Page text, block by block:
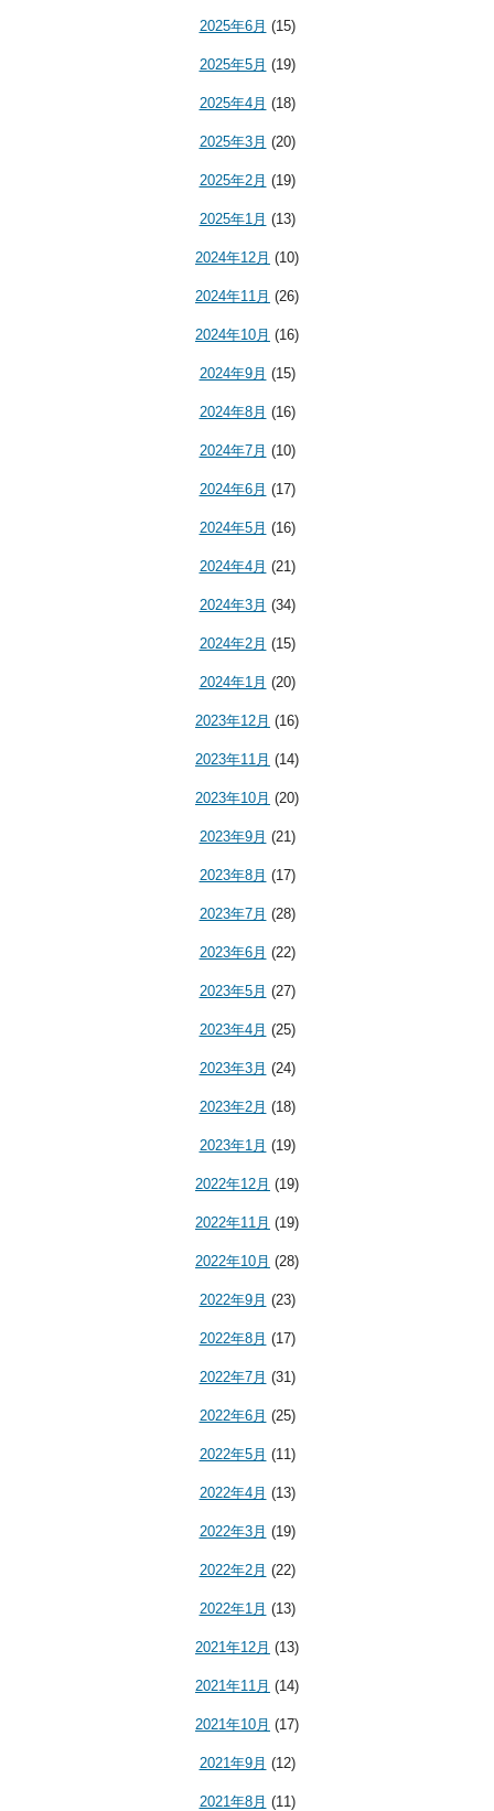
2025年6月 (15)
2025年5月 (19)
2025年4月 (18)
2025年3月 (20)
2025年2月 (19)
2025年1月 (13)
2024年12月 (10)
2024年11月 (26)
2024年10月 (16)
2024年9月 (15)
2024年8月 (16)
2024年7月 (10)
2024年6月 (17)
2024年5月 (16)
2024年4月 (21)
2024年3月 (34)
2024年2月 (15)
2024年1月 (20)
2023年12月 (16)
2023年11月 (14)
2023年10月 (20)
2023年9月 (21)
2023年8月 (17)
2023年7月 (28)
2023年6月 (22)
2023年5月 (27)
2023年4月 (25)
2023年3月 (24)
2023年2月 (18)
2023年1月 (19)
2022年12月 (19)
2022年11月 (19)
2022年10月 (28)
2022年9月 (23)
2022年8月 (17)
2022年7月 (31)
2022年6月 (25)
2022年5月 (11)
2022年4月 (13)
2022年3月 (19)
2022年2月 (22)
2022年1月 (13)
2021年12月 (13)
2021年11月 (14)
2021年10月 (17)
2021年9月 (12)
2021年8月 (11)